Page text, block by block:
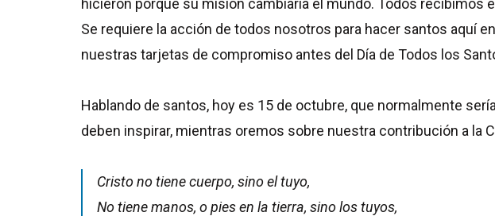
hicieron porque su misión cambiaría el mundo. Todos recibimos
Se requiere la acción de todos nosotros para hacer santos aquí
nuestras tarjetas de compromiso antes del Día de Todos los
Hablando de santos, hoy es 15 de octubre, que normalmente
deben inspirar, mientras oremos sobre nuestra contribución a la
Cristo no tiene cuerpo, sino el tuyo,
No tiene manos, o pies en la tierra, sino los tuyos,